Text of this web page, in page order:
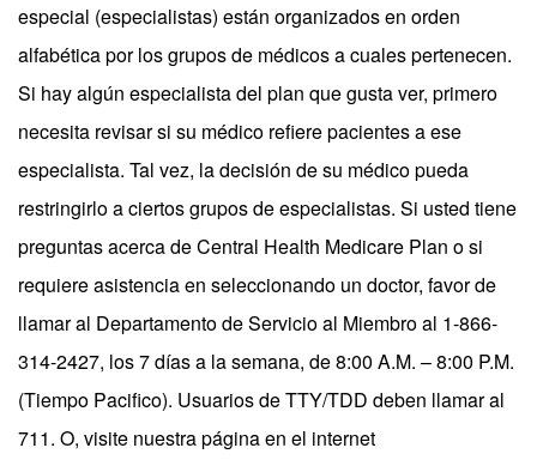
especial (especialistas) están organizados en orden
alfabética por los grupos de médicos a cuales pertenecen.
Si hay algún especialista del plan que gusta ver, primero
necesita revisar si su médico refiere pacientes a ese
especialista. Tal vez, la decisión de su médico pueda
restringirlo a ciertos grupos de especialistas. Si usted tiene
preguntas acerca de Central Health Medicare Plan o si
requiere asistencia en seleccionando un doctor, favor de
llamar al Departamento de Servicio al Miembro al 1-866-
314-2427, los 7 días a la semana, de 8:00 A.M. – 8:00 P.M.
(Tiempo Pacifico). Usuarios de TTY/TDD deben llamar al
711. O, visite nuestra página en el internet